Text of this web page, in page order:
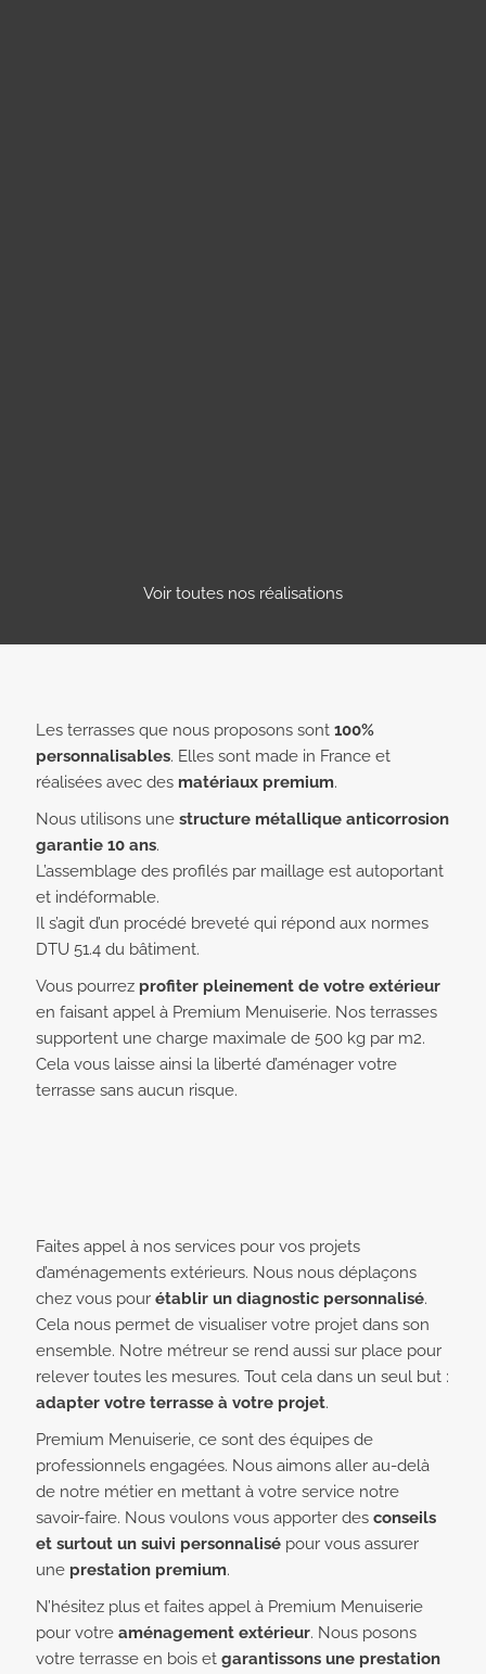
Voir toutes nos réalisations
Les terrasses que nous proposons sont 100%
personnalisables. Elles sont made in France et
réalisées avec des matériaux premium.
Nous utilisons une structure métallique anticorrosion
garantie 10 ans.
L’assemblage des profilés par maillage est autoportant
et indéformable.
Il s’agit d’un procédé breveté qui répond aux normes
DTU 51.4 du bâtiment.
Vous pourrez profiter pleinement de votre extérieur
en faisant appel à Premium Menuiserie. Nos terrasses
supportent une charge maximale de 500 kg par m2.
Cela vous laisse ainsi la liberté d’aménager votre
terrasse sans aucun risque.
Faites appel à nos services pour vos projets
d’aménagements extérieurs. Nous nous déplaçons
chez vous pour établir un diagnostic personnalisé.
Cela nous permet de visualiser votre projet dans son
ensemble. Notre métreur se rend aussi sur place pour
relever toutes les mesures. Tout cela dans un seul but :
adapter votre terrasse à votre projet.
Premium Menuiserie, ce sont des équipes de
professionnels engagées. Nous aimons aller au-delà
de notre métier en mettant à votre service notre
savoir-faire. Nous voulons vous apporter des conseils
et surtout un suivi personnalisépour vous assurer
une prestation premium.
N’hésitez plus et faites appel à Premium Menuiserie
pour votre aménagement extérieur. Nous posons
votre terrasse en bois et garantissons une prestation